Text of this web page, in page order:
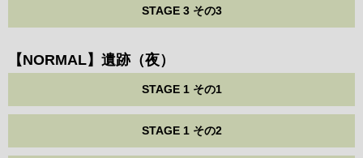
STAGE 3 その3
【NORMAL】遺跡（夜）
STAGE 1 その1
STAGE 1 その2